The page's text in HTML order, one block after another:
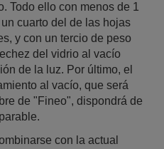
Todo ello con menos de 1
cuarto del de las hojas
y con un tercio de peso
del vidrio al vacío
de la luz. Por último, el
al vacío, que será
de "Fineo", dispondrá de
con la actual